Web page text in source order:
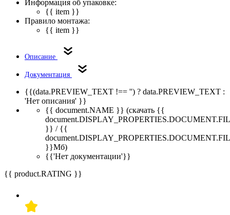
Информация об упаковке:
{{ item }}
Правило монтажа:
{{ item }}
Описание
Документация
{{(data.PREVIEW_TEXT !== '') ? data.PREVIEW_TEXT :
'Нет описания' }}
{{ document.NAME }} (скачать {{
}} / {{
}}Мб)
{{'Нет документации'}}
{{ product.RATING }}